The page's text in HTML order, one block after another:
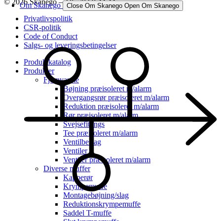
Om Skanego Close Om Skanego Open Om Skanego
Privatlivspolitik
CSR-politik
Code of Conduct
Salgs- og leveringsbetingelser
Produktkatalog
Produkter
Fjernvarme
Bøjning præisoleret m/alarm
Overgangsrør præisoleret m/alarm
Reduktion præisoleret m/alarm
Rør præisoleret m/alarm
Svejsefittings
Tee præisoleret m/alarm
Ventilbeslag
Ventiler
Ventiler præisoleret m/alarm
Diverse muffer
Kapperør
Krympemuffe
Montagebøjning/slag
Reduktionskrympemuffe
Saddel T-muffe